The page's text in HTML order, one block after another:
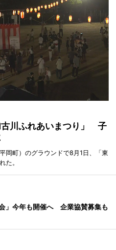
古川ふれあいまつり」 子
岡町）のグラウンドで8月1日、「東
た。
会」今年も開催へ 企業協賛募集も